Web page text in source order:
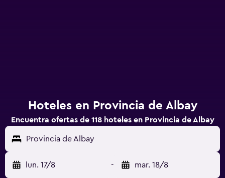
Hoteles en Provincia de Albay
Encuentra ofertas de 118 hoteles en Provincia de Albay
Provincia de Albay
lun. 17/8 - mar. 18/8